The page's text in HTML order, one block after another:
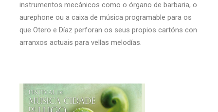
instrumentos mecánicos como o órgano de barbaria, o
aurephone ou a caixa de música programable para os
que Otero e Díaz perforan os seus propios cartóns con
arranxos actuais para vellas melodías.